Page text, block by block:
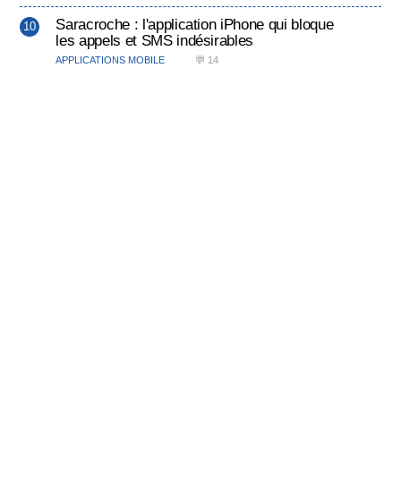
Saracroche : l'application iPhone qui bloque
les appels et SMS indésirables
APPLICATIONS MOBILE 💬 14